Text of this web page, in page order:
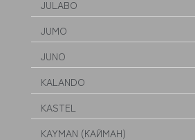
JULABO
JUMO
JUNO
KALANDO
KASTEL
KAYMAN (КАЙМАН)